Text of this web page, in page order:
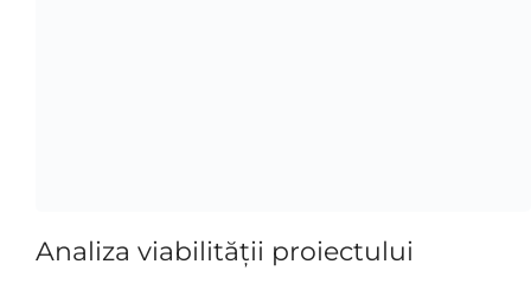
Analiza viabilității proiectului